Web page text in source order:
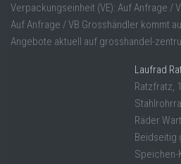
Verpackungseinheit (VE): Auf Anfrage /
Auf Anfrage / VB Grosshändler kommt
Angebote aktuell auf grosshandel-
Laufrad
Ratzfratz,
Räder
Beidseitig